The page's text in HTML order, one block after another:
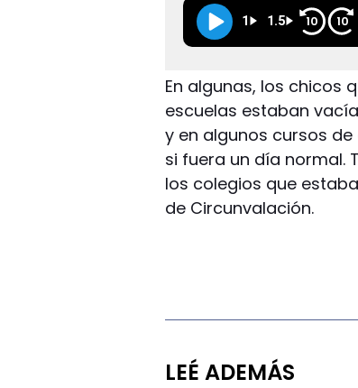
1 1.5 10 10
En algunas, los chicos
escuelas estaban
y en algunos cursos
si fuera un día normal.
los colegios que
de Circunvalación.
LEÉ ADEMÁS